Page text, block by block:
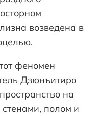
возведена в
феномен
Дзюнъитиро
на
полом и